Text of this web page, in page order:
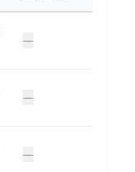
—
—
—